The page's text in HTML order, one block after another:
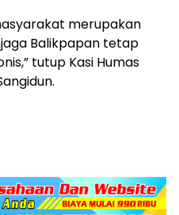
merupakan
Balikpapan tetap
tutup Kasi Humas